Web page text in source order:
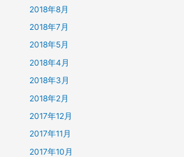
2018年8月
2018年7月
2018年5月
2018年4月
2018年3月
2018年2月
2017年12月
2017年11月
2017年10月